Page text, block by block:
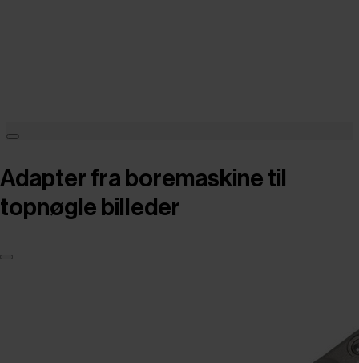
Adapter fra boremaskine til
topnøgle billeder